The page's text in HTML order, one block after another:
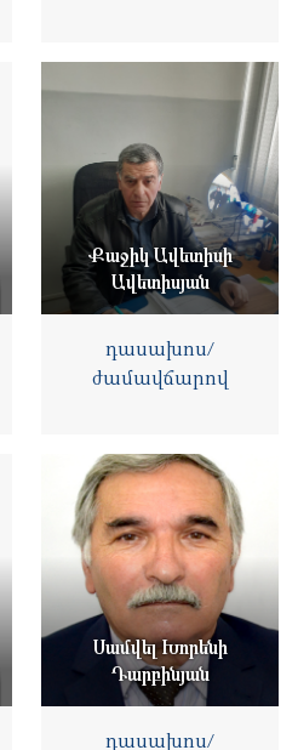
Քաջիկ Ավետիսի
Ավետիսյան
դասախոս/
ժամավճարով
Սամվել Խորենի
Դարբինյան
դասախոս/